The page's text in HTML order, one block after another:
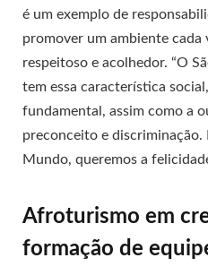
é um exemplo de
promover um ambiente cada
respeitoso e acolhedor. “O
tem essa característica
fundamental, assim como a
preconceito e discriminação.
Mundo, queremos a
Afroturismo em
formação de